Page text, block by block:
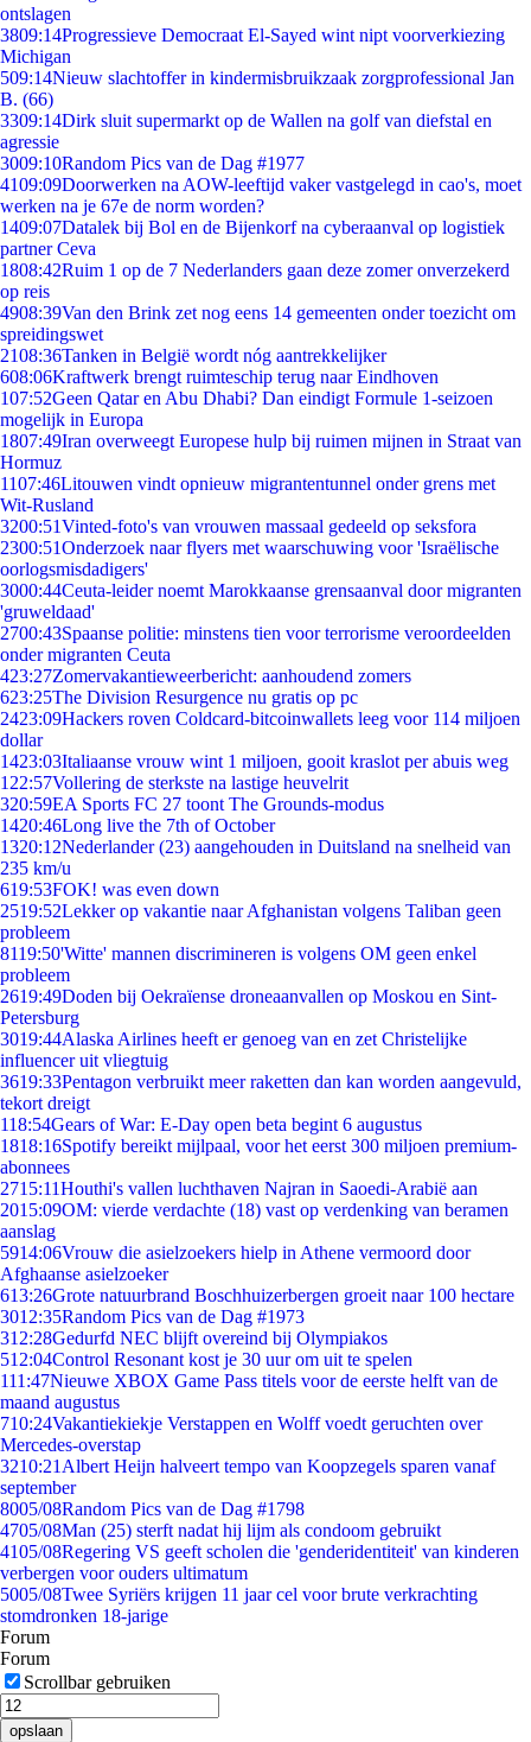
ontslagen
3809:14Progressieve Democraat El-Sayed wint nipt voorverkiezing
Michigan
509:14Nieuw slachtoffer in kindermisbruikzaak zorgprofessional Jan
B. (66)
3309:14Dirk sluit supermarkt op de Wallen na golf van diefstal en
agressie
3009:10Random Pics van de Dag #1977
4109:09Doorwerken na AOW-leeftijd vaker vastgelegd in cao's, moet
werken na je 67e de norm worden?
1409:07Datalek bij Bol en de Bijenkorf na cyberaanval op logistiek
partner Ceva
1808:42Ruim 1 op de 7 Nederlanders gaan deze zomer onverzekerd
op reis
4908:39Van den Brink zet nog eens 14 gemeenten onder toezicht om
spreidingswet
2108:36Tanken in België wordt nóg aantrekkelijker
608:06Kraftwerk brengt ruimteschip terug naar Eindhoven
107:52Geen Qatar en Abu Dhabi? Dan eindigt Formule 1-seizoen
mogelijk in Europa
1807:49Iran overweegt Europese hulp bij ruimen mijnen in Straat van
Hormuz
1107:46Litouwen vindt opnieuw migrantentunnel onder grens met
Wit-Rusland
3200:51Vinted-foto's van vrouwen massaal gedeeld op seksfora
2300:51Onderzoek naar flyers met waarschuwing voor 'Israëlische
oorlogsmisdadigers'
3000:44Ceuta-leider noemt Marokkaanse grensaanval door migranten
'gruweldaad'
2700:43Spaanse politie: minstens tien voor terrorisme veroordeelden
onder migranten Ceuta
423:27Zomervakantieweerbericht: aanhoudend zomers
623:25The Division Resurgence nu gratis op pc
2423:09Hackers roven Coldcard-bitcoinwallets leeg voor 114 miljoen
dollar
1423:03Italiaanse vrouw wint 1 miljoen, gooit kraslot per abuis weg
1 22:57Vollering de sterkste na lastige heuvelrit
320:59EA Sports FC 27 toont The Grounds-modus
1420:46Long live the 7th of October
1320:12Nederlander (23) aangehouden in Duitsland na snelheid van
235 km/u
619:53FOK! was even down
2519:52Lekker op vakantie naar Afghanistan volgens Taliban geen
probleem
8119:50'Witte' mannen discrimineren is volgens OM geen enkel
probleem
2619:49Doden bij Oekraïense droneaanvallen op Moskou en Sint-
Petersburg
3019:44Alaska Airlines heeft er genoeg van en zet Christelijke
influencer uit vliegtuig
3619:33Pentagon verbruikt meer raketten dan kan worden aangevuld,
tekort dreigt
118:54Gears of War: E-Day open beta begint 6 augustus
1818:16Spotify bereikt mijlpaal, voor het eerst 300 miljoen premium-
abonnees
2715:11Houthi's vallen luchthaven Najran in Saoedi-Arabië aan
2015:09OM: vierde verdachte (18) vast op verdenking van beramen
aanslag
5914:06Vrouw die asielzoekers hielp in Athene vermoord door
Afghaanse asielzoeker
613:26Grote natuurbrand Boschhuizerbergen groeit naar 100 hectare
3012:35Random Pics van de Dag #1973
312:28Gedurfd NEC blijft overeind bij Olympiakos
512:04Control Resonant kost je 30 uur om uit te spelen
111:47Nieuwe XBOX Game Pass titels voor de eerste helft van de
maand augustus
710:24Vakantiekiekje Verstappen en Wolff voedt geruchten over
Mercedes-overstap
3210:21 Albert Heijn halveert tempo van Koopzegels sparen vanaf
september
8005/08Random Pics van de Dag #1798
4705/08Man (25) sterft nadat hij lijm als condoom gebruikt
4105/08Regering VS geeft scholen die 'genderidentiteit' van kinderen
verbergen voor ouders ultimatum
5005/08Twee Syriërs krijgen 11 jaar cel voor brute verkrachting
stomdronken 18-jarige
Forum
Forum
Scrollbar gebruiken
opslaan